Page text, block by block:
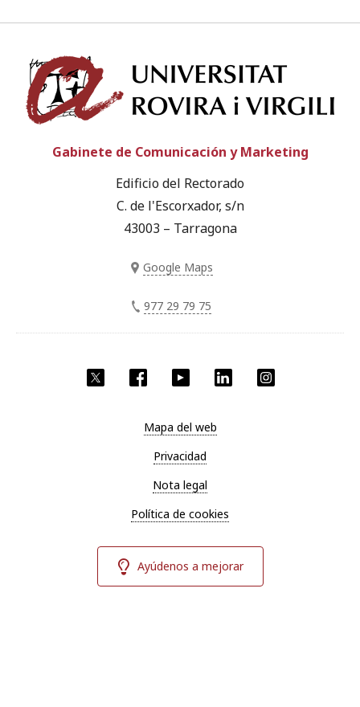
Twitter Facebook YouTube LinkedIn
Gabinete de Comunicación y Marketing
Edificio del Rectorado
C. de l'Escorxador, s/n
43003 – Tarragona
Google Maps
977 29 79 75
Mapa del web
Privacidad
Nota legal
Política de cookies
Ayúdenos a mejorar